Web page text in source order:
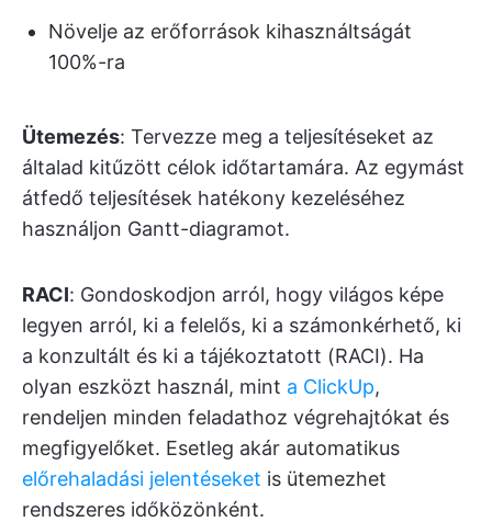
Növelje az erőforrások kihasználtságát
100%-ra
Ütemezés: Tervezze meg a teljesítéseket az
általad kitűzött célok időtartamára. Az egymást
átfedő teljesítések hatékony kezeléséhez
használjon Gantt-diagramot.
RACI: Gondoskodjon arról, hogy világos képe
legyen arról, ki a felelős, ki a számonkérhető, ki
a konzultált és ki a tájékoztatott (RACI). Ha
olyan eszközt használ, mint a ClickUp,
rendeljen minden feladathoz végrehajtókat és
megfigyelőket. Esetleg akár automatikus
előrehaladási jelentéseket is ütemezhet
rendszeres időközönként.